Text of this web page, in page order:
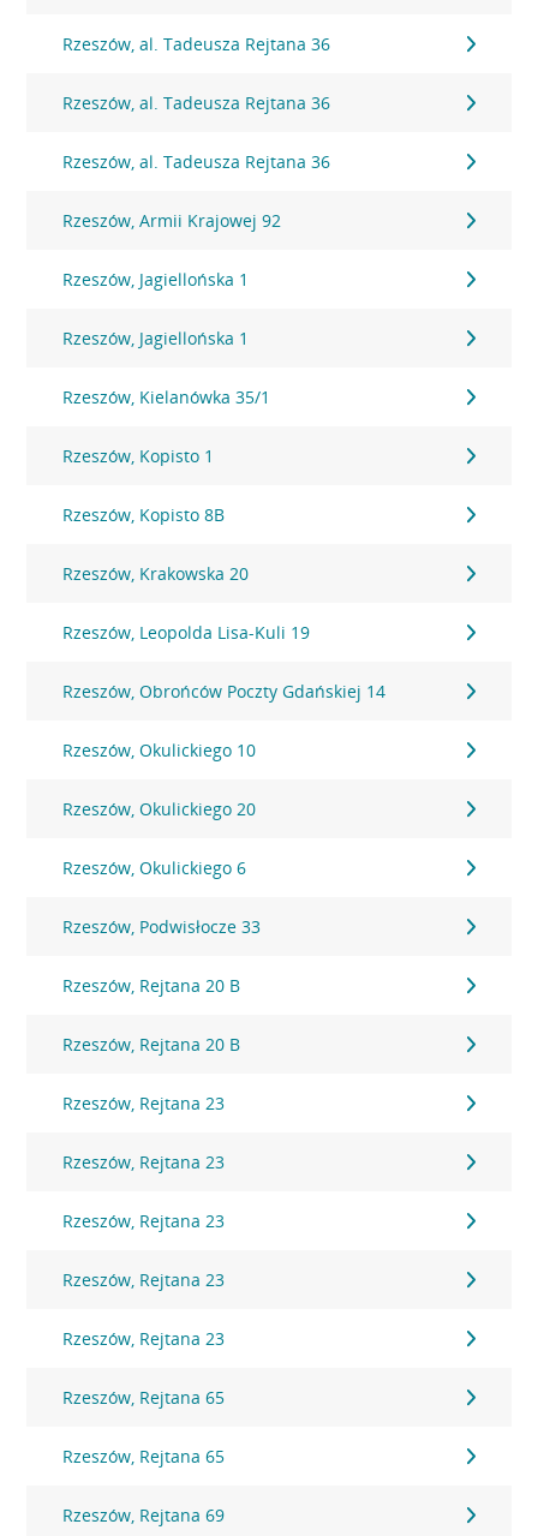
Rzeszów, al. Tadeusza Rejtana 36
Rzeszów, al. Tadeusza Rejtana 36
Rzeszów, al. Tadeusza Rejtana 36
Rzeszów, Armii Krajowej 92
Rzeszów, Jagiellońska 1
Rzeszów, Jagiellońska 1
Rzeszów, Kielanówka 35/1
Rzeszów, Kopisto 1
Rzeszów, Kopisto 8B
Rzeszów, Krakowska 20
Rzeszów, Leopolda Lisa-Kuli 19
Rzeszów, Obrońców Poczty Gdańskiej 14
Rzeszów, Okulickiego 10
Rzeszów, Okulickiego 20
Rzeszów, Okulickiego 6
Rzeszów, Podwisłocze 33
Rzeszów, Rejtana 20 B
Rzeszów, Rejtana 20 B
Rzeszów, Rejtana 23
Rzeszów, Rejtana 23
Rzeszów, Rejtana 23
Rzeszów, Rejtana 23
Rzeszów, Rejtana 23
Rzeszów, Rejtana 65
Rzeszów, Rejtana 65
Rzeszów, Rejtana 69